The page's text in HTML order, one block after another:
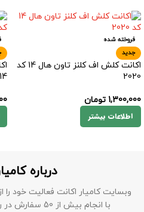
فروخته شده
جدید
اکانت کلش اف کلنز تاون هال 14 کد
2020
1,300,000 تومان
اطلاعات بیشتر
درباره
با انجام بیش از